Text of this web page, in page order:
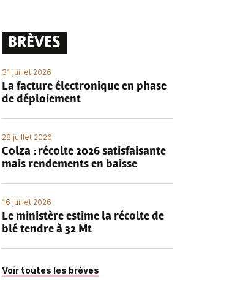
BRÈVES
31 juillet 2026
La facture électronique en phase
de déploiement
28 juillet 2026
Colza : récolte 2026 satisfaisante
mais rendements en baisse
16 juillet 2026
Le ministère estime la récolte de
blé tendre à 32 Mt
Voir toutes les brèves